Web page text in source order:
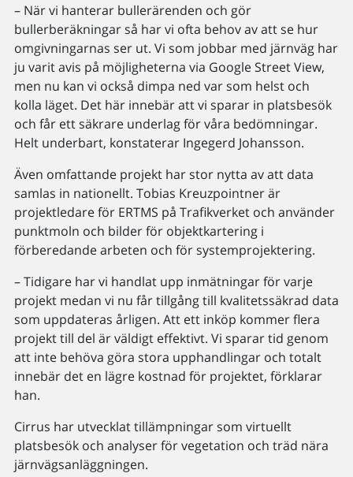
– När vi hanterar bullerärenden och gör
bullerberäkningar så har vi ofta behov av att se hur
omgivningarnas ser ut. Vi som jobbar med järnväg har
ju varit avis på möjligheterna via Google Street View,
men nu kan vi också dimpa ned var som helst och
kolla läget. Det här innebär att vi sparar in platsbesök
och får ett säkrare underlag för våra bedömningar.
Helt underbart, konstaterar Ingegerd Johansson.
Även omfattande projekt har stor nytta av att data
samlas in nationellt. Tobias Kreuzpointner är
projektledare för ERTMS på Trafikverket och använder
punktmoln och bilder för objektkartering i
förberedande arbeten och för systemprojektering.
– Tidigare har vi handlat upp inmätningar för varje
projekt medan vi nu får tillgång till kvalitetssäkrad data
som uppdateras årligen. Att ett inköp kommer flera
projekt till del är väldigt effektivt. Vi sparar tid genom
att inte behöva göra stora upphandlingar och totalt
innebär det en lägre kostnad för projektet, förklarar
han.
Cirrus har utvecklat tillämpningar som virtuellt
platsbesök och analyser för vegetation och träd nära
järnvägsanläggningen.